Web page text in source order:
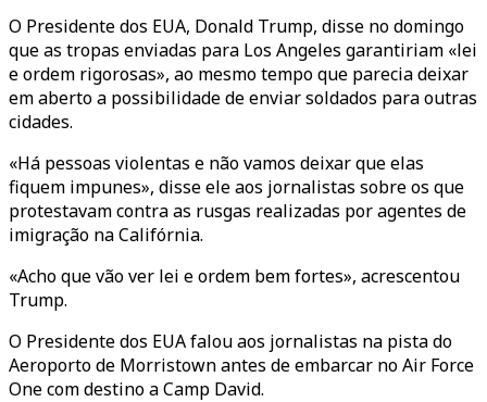
O Presidente dos EUA, Donald Trump, disse no domingo
que as tropas enviadas para Los Angeles garantiriam «lei
e ordem rigorosas», ao mesmo tempo que parecia deixar
em aberto a possibilidade de enviar soldados para outras
cidades.
«Há pessoas violentas e não vamos deixar que elas
fiquem impunes», disse ele aos jornalistas sobre os que
protestavam contra as rusgas realizadas por agentes de
imigração na Califórnia.
«Acho que vão ver lei e ordem bem fortes», acrescentou
Trump.
O Presidente dos EUA falou aos jornalistas na pista do
Aeroporto de Morristown antes de embarcar no Air Force
One com destino a Camp David.